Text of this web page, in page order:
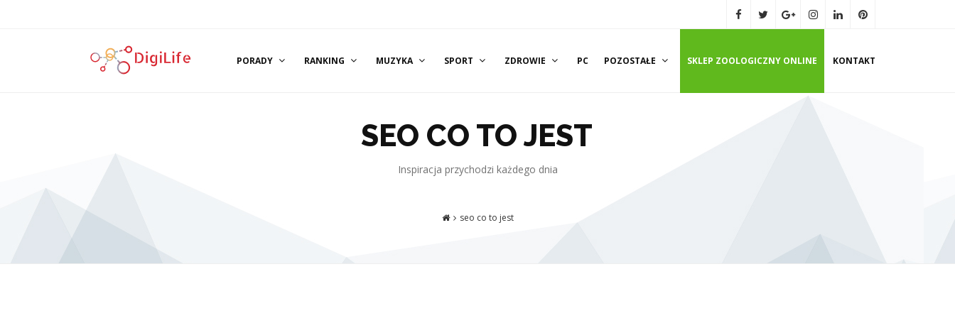
PORADY RANKING MUZYKA SPORT ZDROWIE PC POZOSTAŁE SKLEP ZOOLOGICZNY ONLINE KONTAKT
SEO CO TO JEST
Inspiracja przychodzi każdego dnia
seo co to jest